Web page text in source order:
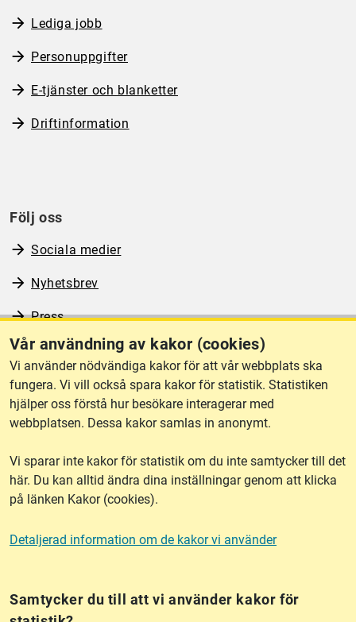
Vår användning av kakor (cookies)
Vi använder nödvändiga kakor för att vår webbplats ska
fungera. Vi vill också spara kakor för statistik. Statistiken
hjälper oss förstå hur besökare interagerar med
webbplatsen. Dessa kakor samlas in anonymt.
Vi sparar inte kakor för statistik om du inte samtycker till det
här. Du kan alltid ändra dina inställningar genom att klicka
på länken Kakor (cookies).
Detaljerad information om de kakor vi använder
Samtycker du till att vi använder kakor för
Lediga jobb
Personuppgifter
E-tjänster och blanketter
Driftinformation
Följ oss
Sociala medier
Nyhetsbrev
Press
RSS
Om webbplatsen
Tillgänglighet
Other languages
Kakor (cookies)